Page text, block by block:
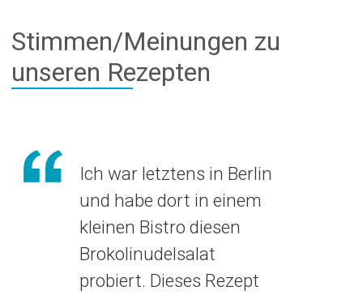
Stimmen/Meinungen zu
unseren Rezepten
Ich war letztens in Berlin
und habe dort in einem
kleinen Bistro diesen
Brokolinudelsalat
probiert. Dieses Rezept